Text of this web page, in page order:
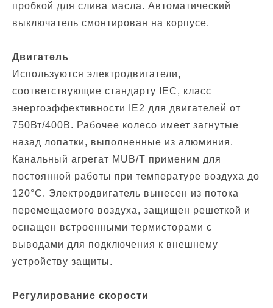
пробкой для слива масла. Автоматический
выключатель смонтирован на корпусе.
Двигатель
Используются электродвигатели,
соответствующие стандарту IEC, класс
энергоэффективности IE2 для двигателей от
750Вт/400В. Рабочее колесо имеет загнутые
назад лопатки, выполненные из алюминия.
Канальный агрегат MUB/T применим для
постоянной работы при температуре воздуха до
120°C. Электродвигатель вынесен из потока
перемещаемого воздуха, защищен решеткой и
оснащен встроенными термисторами с
выводами для подключения к внешнему
устройству защиты.
Регулирование скорости